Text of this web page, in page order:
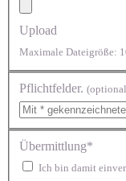
Upload
Maximale Dateigröße:
Pflichtfelder.
Übermittlung*
Ich bin damit